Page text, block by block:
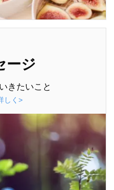
ージ
きたいこと
しく>